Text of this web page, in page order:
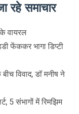
रहे समाचार
वायरल
फेंककर भागा डिप्टी
विवाद, डॉ मनीष ने
5 संभागों में रिमझिम